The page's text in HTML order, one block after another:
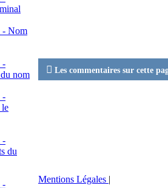
- Nom
-
nom
-
le
-
du
-
 Les commentaires sur cette
Mentions Légales |